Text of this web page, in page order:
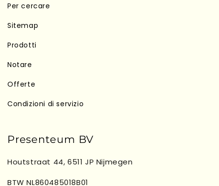
Per cercare
Sitemap
Prodotti
Notare
Offerte
Condizioni di servizio
Presenteum BV
Houtstraat 44, 6511 JP Nijmegen
BTW NL860485018B01